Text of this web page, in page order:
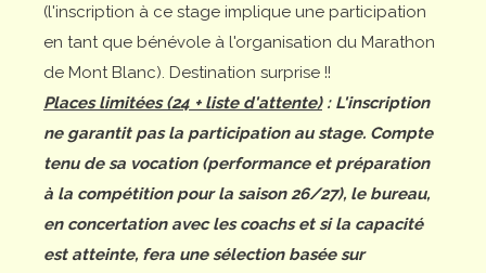
(l'inscription à ce stage implique une participation
en tant que bénévole à l'organisation du Marathon
de Mont Blanc). Destination surprise !!
Places limitées (24 + liste d'attente): L'inscription
ne garantit pas la participation au stage. Compte
tenu de sa vocation (performance et préparation
à la compétition pour la saison 26/27), le bureau,
en concertation avec les coachs et si la capacité
est atteinte, fera une sélection basée sur